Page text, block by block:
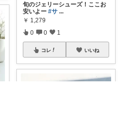
旬のジェリーシューズ！ここお
安いよー #サ ...
￥ 1,279
0 0 1
コレ いいね